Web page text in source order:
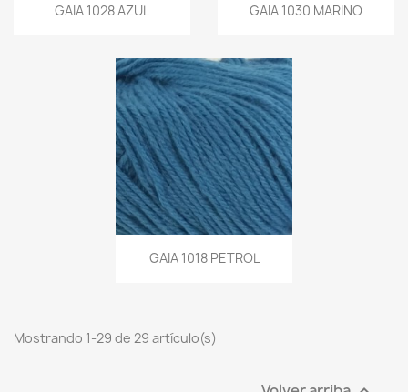
GAIA 1028 AZUL GAIA 1030 MARINO
GAIA 1018 PETROL
Mostrando 1-29 de 29 artículo(s)